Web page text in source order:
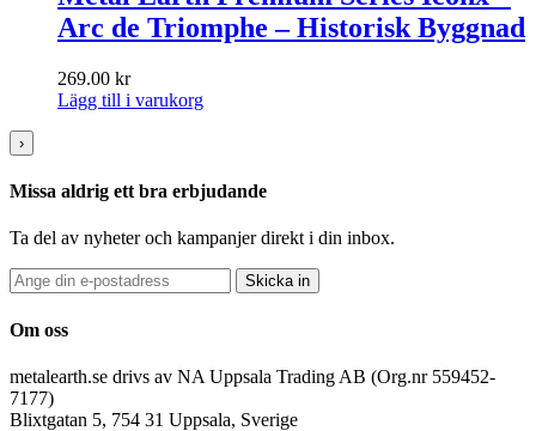
Arc de Triomphe – Historisk Byggnad
269.00 kr
Lägg till i varukorg
›
Missa aldrig ett bra erbjudande
Ta del av nyheter och kampanjer direkt i din inbox.
Skicka in
Om oss
metalearth.se drivs av NA Uppsala Trading AB (Org.nr 559452-
7177)
Blixtgatan 5, 754 31 Uppsala, Sverige